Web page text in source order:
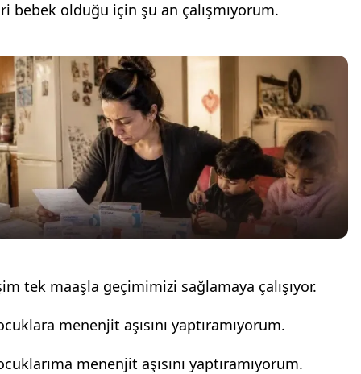
bebek olduğu için şu an çalışmıyorum.
tek maaşla geçimimizi sağlamaya çalışıyor.
menenjit aşısını yaptıramıyorum.
menenjit aşısını yaptıramıyorum.